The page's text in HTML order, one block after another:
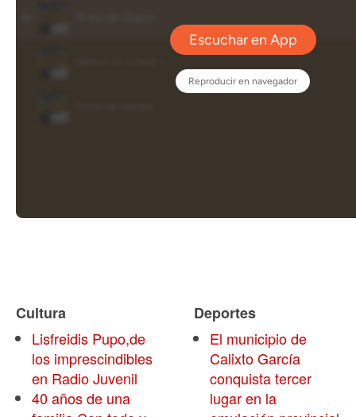
Cultura
Lisfreidis Pupo,de
los imprescindibles
en Radio Juvenil
40 años de una
Deportes
El municipio de
Calixto García
conquista tercer
lugar en la